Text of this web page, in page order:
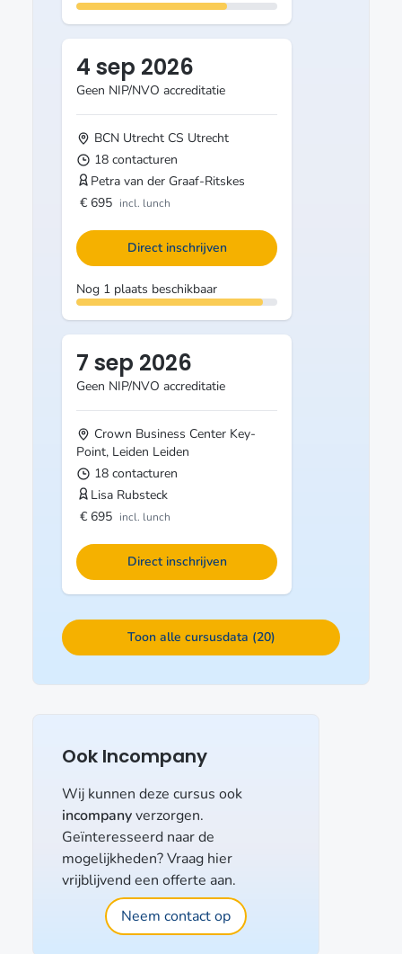
4 sep 2026
Geen NIP/NVO accreditatie
BCN Utrecht CS Utrecht
18 contacturen
Petra van der Graaf-Ritskes
€ 695 incl. lunch
Direct inschrijven
Nog 1 plaats beschikbaar
7 sep 2026
Geen NIP/NVO accreditatie
Crown Business Center Key-
Point, Leiden Leiden
18 contacturen
Lisa Rubsteck
€ 695 incl. lunch
Direct inschrijven
Toon alle cursusdata (20)
Ook Incompany
Wij kunnen deze cursus ook
incompanyverzorgen.
Geïnteresseerd naar de
mogelijkheden? Vraag hier
vrijblijvend een offerte aan.
Neem contact op